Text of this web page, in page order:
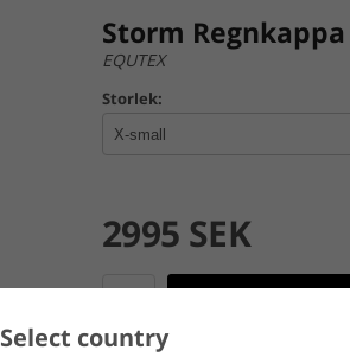
Select country
Storm
EQUTEX
Storlek:
2995 SEK